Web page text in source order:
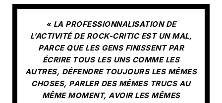
« LA PROFESSIONNALISATION DE
L’ACTIVITÉ DE ROCK-CRITIC EST UN MAL,
PARCE QUE LES GENS FINISSENT PAR
ÉCRIRE TOUS LES UNS COMME LES
AUTRES, DÉFENDRE TOUJOURS LES MÊMES
CHOSES, PARLER DES MÊMES TRUCS AU
MÊME MOMENT, AVOIR LES MÊMES